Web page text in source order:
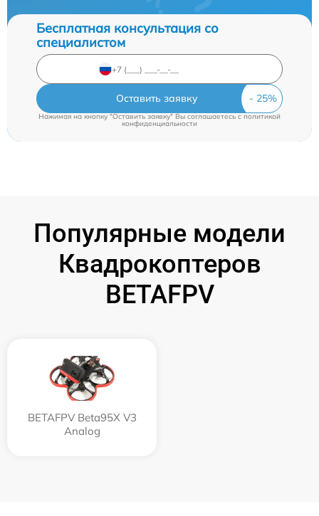
Бесплатная консультация со
специалистом
Оставить заявку
Нажимая на кнопку "Оставить заявку" Вы соглашаетесь c политикой
конфиденциальности
Популярные модели
Квадрокоптеров
BETAFPV
BETAFPV Beta95X V3
Analog